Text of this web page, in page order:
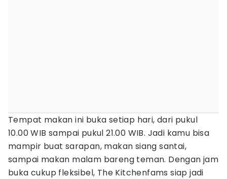
Tempat makan ini buka setiap hari, dari pukul
10.00 WIB sampai pukul 21.00 WIB. Jadi kamu bisa
mampir buat sarapan, makan siang santai,
sampai makan malam bareng teman. Dengan jam
buka cukup fleksibel, The Kitchenfams siap jadi